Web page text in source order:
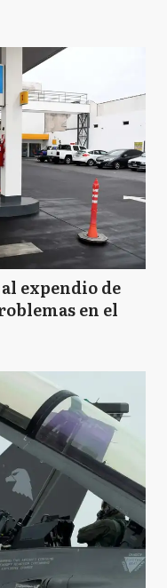
expendio de
en el